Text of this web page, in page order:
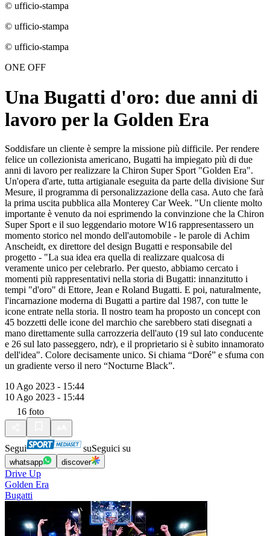
© ufficio-stampa
© ufficio-stampa
© ufficio-stampa
ONE OFF
Una Bugatti d'oro: due anni di
lavoro per la Golden Era
Soddisfare un cliente è sempre la missione più difficile. Per rendere
felice un collezionista americano, Bugatti ha impiegato più di due
anni di lavoro per realizzare la Chiron Super Sport "Golden Era".
Un'opera d'arte, tutta artigianale eseguita da parte della divisione Sur
Mesure, il programma di personalizzazione della casa. Auto che farà
la prima uscita pubblica alla Monterey Car Week. "Un cliente molto
importante è venuto da noi esprimendo la convinzione che la Chiron
Super Sport e il suo leggendario motore W16 rappresentassero un
momento storico nel mondo dell'automobile - le parole di Achim
Anscheidt, ex direttore del design Bugatti e responsabile del
progetto - "La sua idea era quella di realizzare qualcosa di
veramente unico per celebrarlo. Per questo, abbiamo cercato i
momenti più rappresentativi nella storia di Bugatti: innanzitutto i
tempi "d'oro" di Ettore, Jean e Roland Bugatti. E poi, naturalmente,
l'incarnazione moderna di Bugatti a partire dal 1987, con tutte le
icone entrate nella storia. Il nostro team ha proposto un concept con
45 bozzetti delle icone del marchio che sarebbero stati disegnati a
mano direttamente sulla carrozzeria dell'auto (19 sul lato conducente
e 26 sul lato passeggero, ndr), e il proprietario si è subito innamorato
dell'idea". Colore decisamente unico. Si chiama “Doré” e sfuma con
un gradiente verso il nero “Nocturne Black”.
10 Ago 2023 - 15:44
10 Ago 2023 - 15:44
16 foto
Segui suSeguici su
whatsapp discover
Drive Up
Golden Era
Bugatti